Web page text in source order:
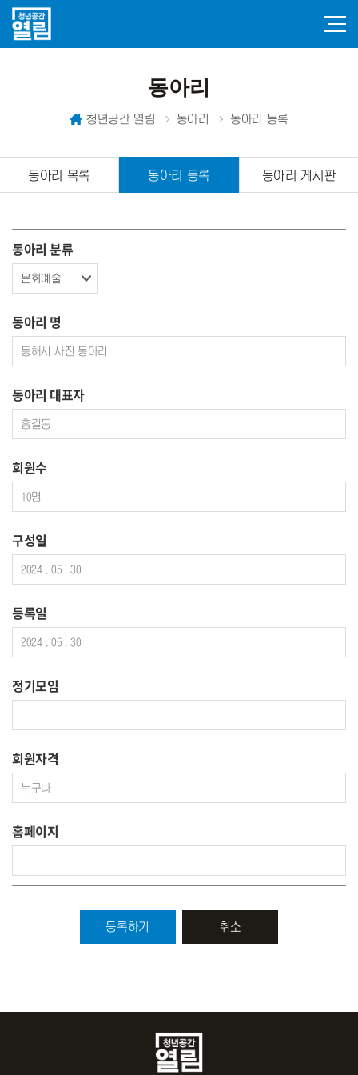
동아리
청년공간 열림 동아리 동아리 등록
동아리 목록 동아리 등록 동아리 게시판
동아리 분류
동아리 명
동아리 대표자
회원수
구성일
등록일
정기모임
회원자격
홈페이지
취소